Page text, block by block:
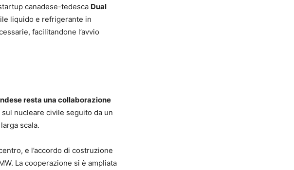
canadese-tedesca Dual
liquido e refrigerante in
facilitandone l’avvio
resta una collaborazione
nucleare civile seguito da un
scala.
e l’accordo di costruzione
La cooperazione si è ampliata